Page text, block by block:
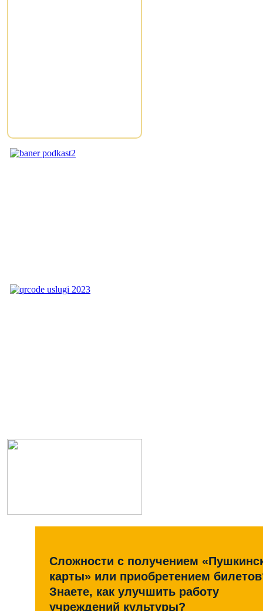
Сложности с получением
карты» или приобретением
Знаете, как улучшить работу
учреждений культуры?